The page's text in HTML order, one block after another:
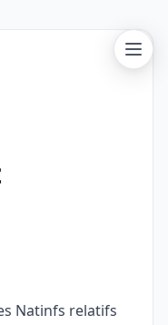
Natinfs relatifs